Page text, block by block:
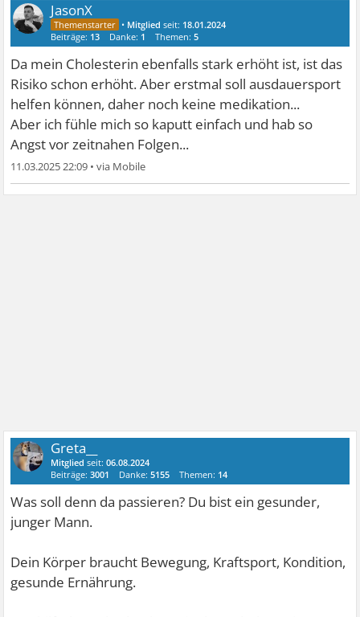
JasonX
• Mitglied seit: 18.01.2024
Beiträge: 13 Danke: 1 Themen:5
Da mein Cholesterin ebenfalls stark erhöht ist, ist das
Risiko schon erhöht. Aber erstmal soll ausdauersport
helfen können, daher noch keine medikation...
Aber ich fühle mich so kaputt einfach und hab so
Angst vor zeitnahen Folgen...
11.03.2025 22:09 •
Greta__
Mitglied seit:06.08.2024
Beiträge:3001 Danke:5155 Themen: 14
Was soll denn da passieren? Du bist ein gesunder,
junger Mann.
Dein Körper braucht Bewegung, Kraftsport, Kondition,
gesunde Ernährung.